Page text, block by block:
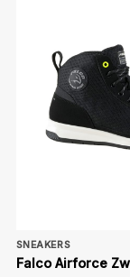
SNEAKERS
Falco Airforce